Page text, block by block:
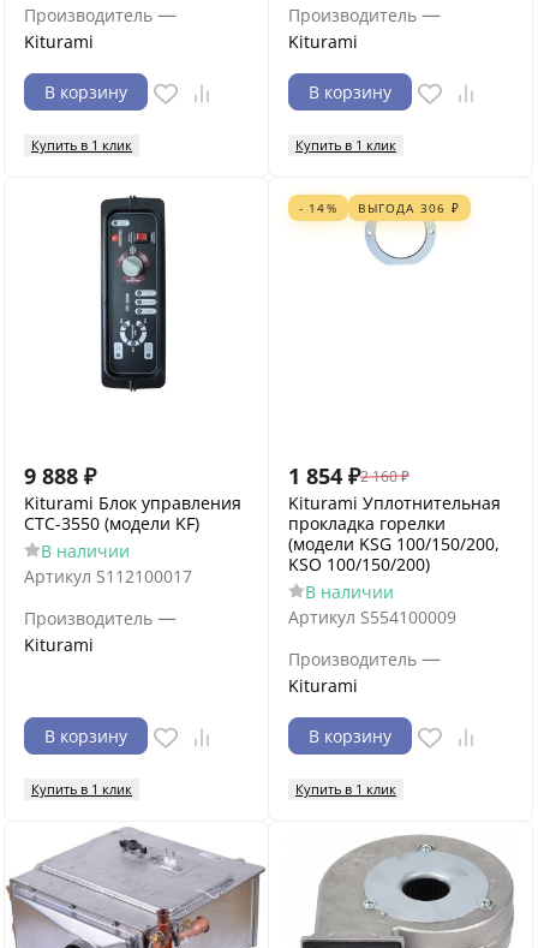
Производитель —
Kiturami
В корзину
Купить в 1 клик
Производитель —
Kiturami
В корзину
Купить в 1 клик
9 888 ₽
Kiturami Блок управления
CTC-3550 (модели KF)
В наличии
Артикул S112100017
Производитель —
Kiturami
В корзину
Купить в 1 клик
- 14% ВЫГОДА 306 ₽
1 854 ₽2 160 ₽
Kiturami Уплотнительная
прокладка горелки
(модели KSG 100/150/200,
KSO 100/150/200)
В наличии
Артикул S554100009
Производитель —
Kiturami
В корзину
Купить в 1 клик